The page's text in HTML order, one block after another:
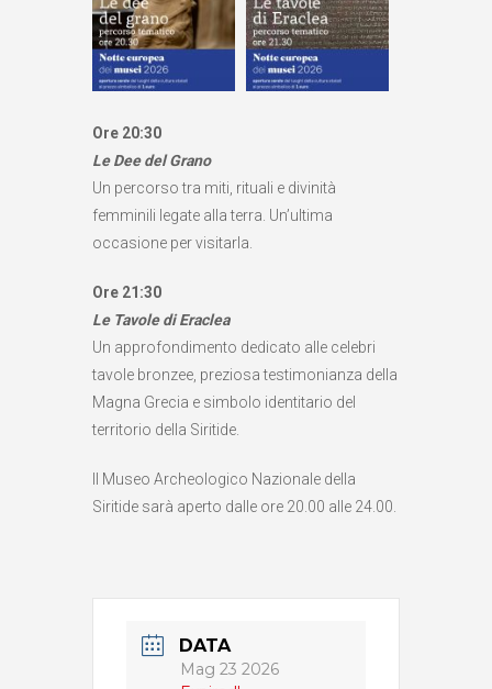
Ore 20:30
Le Dee del Grano
Un percorso tra miti, rituali e divinità
femminili legate alla terra. Un’ultima
occasione per visitarla.
Ore 21:30
Le Tavole di Eraclea
Un approfondimento dedicato alle celebri
tavole bronzee, preziosa testimonianza della
Magna Grecia e simbolo identitario del
territorio della Siritide.
Il Museo Archeologico Nazionale della
Siritide sarà aperto dalle ore 20.00 alle 24.00.
DATA
Mag 23 2026